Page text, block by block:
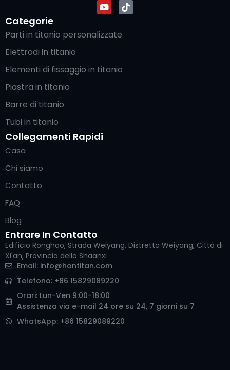
Categorie
Parti in titanio personalizzate
Elettrodi in titanio
Elementi di fissaggio in titanio
Piastra in titanio
Barre di titanio
Tubi in titanio
Collegamenti Rapidi
Casa
Chi siamo
Contatto
FAQ
Blog
Entrare In Contatto
Edificio Ronghao, Strada Weiyang, Distretto Weiyang, Città di
Xi'an, Provincia dello Shaanxi
Email: info@hontitan.com
Telefono: +86 15829089220
Orari: Lun-Ven 9:00-18:00
Assistenza via e-mail 24 ore su 24, 7 giorni su 7
WhatsApp: +86 15829089220
Portuguese
German
Korean
Russian
Arabic